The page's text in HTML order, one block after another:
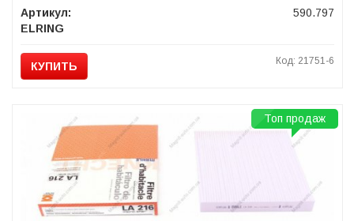
Артикул:
590.797
ELRING
КУПИТЬ Код: 21751-6
Топ продаж